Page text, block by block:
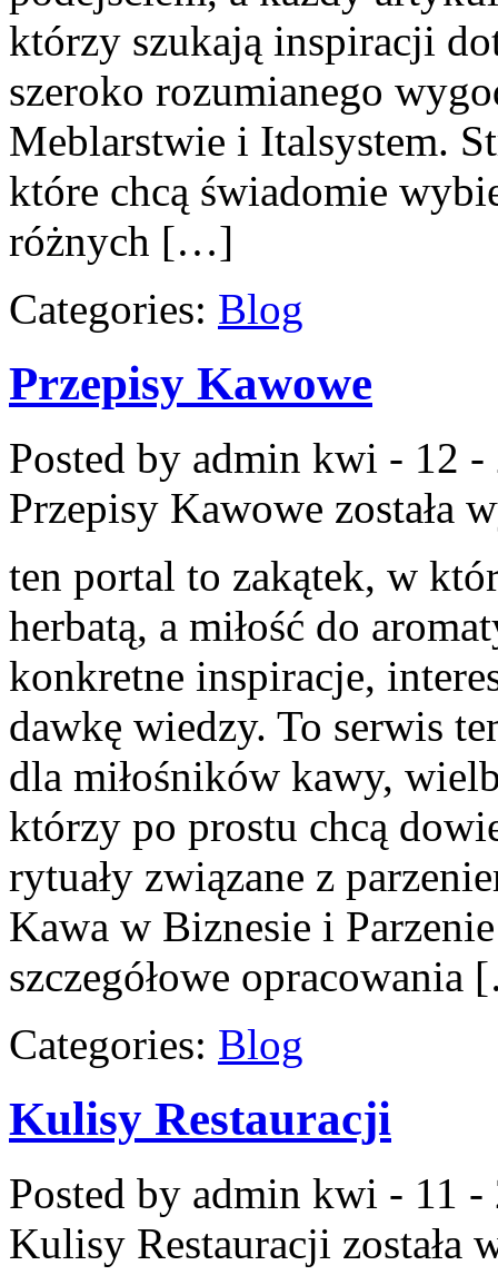
którzy szukają inspiracji
szeroko rozumianego
Meblarstwie i Italsystem.
które chcą świadomie
różnych […]
Categories: Blog
Przepisy Kawowe
Posted by admin kwi - 12 -
Przepisy Kawowe została
ten portal to zakątek, w
herbatą, a miłość do
konkretne inspiracje,
dawkę wiedzy. To serwis
dla miłośników kawy,
którzy po prostu chcą
rytuały związane z
Kawa w Biznesie i
szczegółowe
Categories: Blog
Kulisy Restauracji
Posted by admin kwi - 11 -
Kulisy Restauracji została